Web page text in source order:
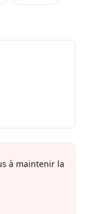
à maintenir la